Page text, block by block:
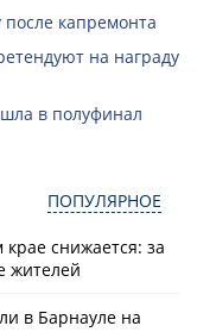
капремонта
на награду
в полуфинал
ПОПУЛЯРНОЕ
снижается: за
жителей
в Барнауле на